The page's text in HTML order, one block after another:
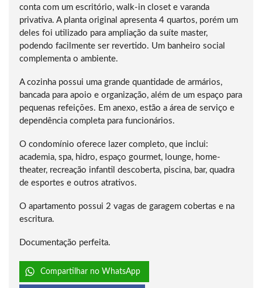
conta com um escritório, walk-in closet e varanda
privativa. A planta original apresenta 4 quartos, porém um
deles foi utilizado para ampliação da suíte master,
podendo facilmente ser revertido. Um banheiro social
complementa o ambiente.
A cozinha possui uma grande quantidade de armários,
bancada para apoio e organização, além de um espaço para
pequenas refeições. Em anexo, estão a área de serviço e
dependência completa para funcionários.
O condomínio oferece lazer completo, que inclui:
academia, spa, hidro, espaço gourmet, lounge, home-
theater, recreação infantil descoberta, piscina, bar, quadra
de esportes e outros atrativos.
O apartamento possui 2 vagas de garagem cobertas e na
escritura.
Documentação perfeita.
Compartilhar no WhatsApp